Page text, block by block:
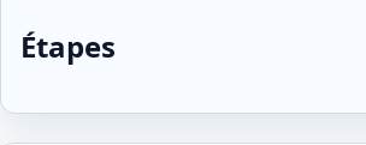
Étapes